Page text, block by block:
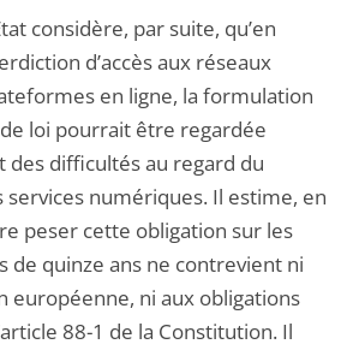
considère, par suite, qu’en
d’accès aux réseaux
en ligne, la formulation
loi pourrait être regardée
des difficultés au regard du
numériques. Il estime, en
peser cette obligation sur les
de quinze ans ne contrevient ni
européenne, ni aux obligations
88-1 de la Constitution. Il